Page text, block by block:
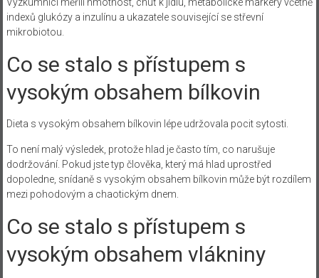
indexů glukózy a inzulínu a ukazatele související se střevní
mikrobiotou.
Co se stalo s přístupem s
vysokým obsahem bílkovin
Dieta s vysokým obsahem bílkovin lépe udržovala pocit sytosti.
To není malý výsledek, protože hlad je často tím, co narušuje
dodržování. Pokud jste typ člověka, který má hlad uprostřed
dopoledne, snídaně s vysokým obsahem bílkovin může být rozdílem
mezi pohodovým a chaotickým dnem.
Co se stalo s přístupem s
vysokým obsahem vlákniny